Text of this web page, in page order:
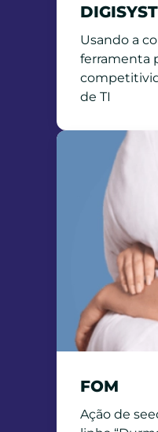
Usando a
ferramenta
de TI
FOM
Ação de